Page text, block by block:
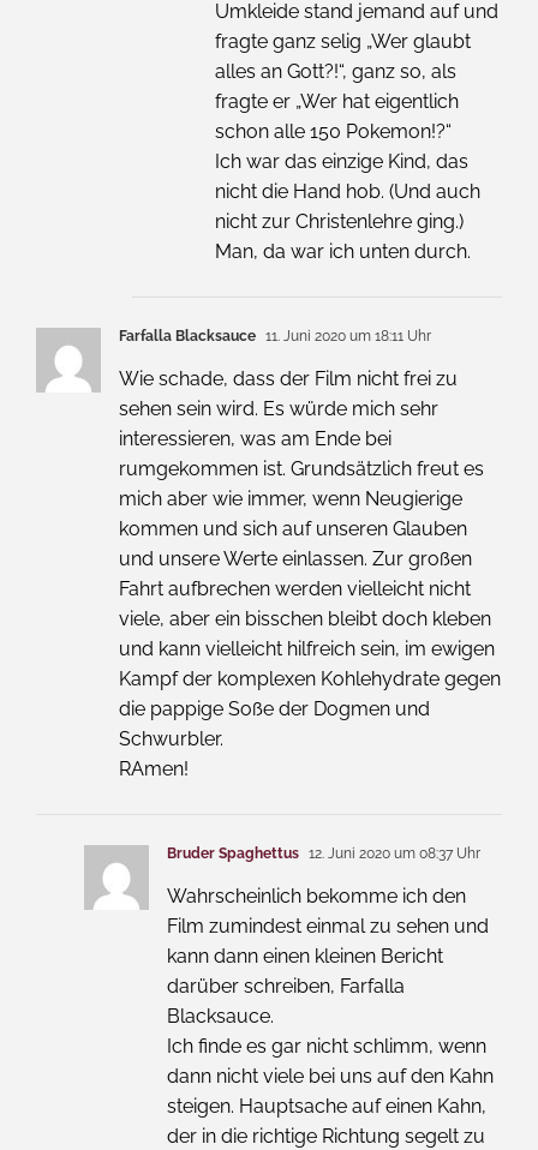
Umkleide stand jemand auf und
fragte ganz selig „Wer glaubt
alles an Gott?!“, ganz so, als
fragte er „Wer hat eigentlich
schon alle 150 Pokemon!?“
Ich war das einzige Kind, das
nicht die Hand hob. (Und auch
nicht zur Christenlehre ging.)
Man, da war ich unten durch.
Farfalla Blacksauce 11. Juni 2020 um 18:11 Uhr
Wie schade, dass der Film nicht frei zu
sehen sein wird. Es würde mich sehr
interessieren, was am Ende bei
rumgekommen ist. Grundsätzlich freut es
mich aber wie immer, wenn Neugierige
kommen und sich auf unseren Glauben
und unsere Werte einlassen. Zur großen
Fahrt aufbrechen werden vielleicht nicht
viele, aber ein bisschen bleibt doch kleben
und kann vielleicht hilfreich sein, im ewigen
Kampf der komplexen Kohlehydrate gegen
die pappige Soße der Dogmen und
Schwurbler.
RAmen!
Bruder Spaghettus 12. Juni 2020 um 08:37 Uhr
Wahrscheinlich bekomme ich den
Film zumindest einmal zu sehen und
kann dann einen kleinen Bericht
darüber schreiben, Farfalla
Blacksauce.
Ich finde es gar nicht schlimm, wenn
dann nicht viele bei uns auf den Kahn
steigen. Hauptsache auf einen Kahn,
der in die richtige Richtung segelt zu